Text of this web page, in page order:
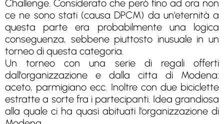
Challenge. Considerato che però fino ad ora non
ce ne sono stati (causa DPCM) da un'eternità a
questa parte era probabilmente una logica
conseguenza, sebbene piuttosto inusuale in un
torneo di questa categoria.
Un torneo con una serie di regali offerti
dall'organizzazione e dalla citta di Modena:
aceto, parmigiano ecc. Inoltre con due biciclette
estratte a sorte fra i partecipanti. Idea grandiosa
alla quale ci ha quasi abituati l'organizzazione di